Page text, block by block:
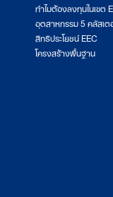
ทำไมต้องลงทุนในเขต
อุตสาหกรรม 5 คลัสเต
สิทธิประโยชน์ EEC
โครงสร้างพื้นฐาน